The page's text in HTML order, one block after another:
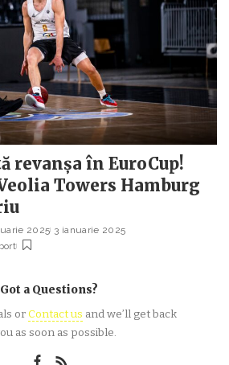
revanșa în EuroCup!
Towers Hamburg
2025 3 ianuarie 2025
Got a Questions?
orContact us and we’ll get back
as soon as possible.